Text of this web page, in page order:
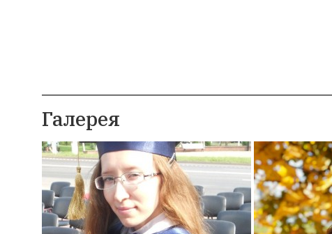
Галерея